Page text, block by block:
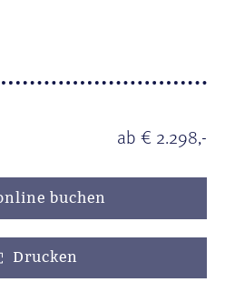
ab € 2.298,-
buchen
Drucken